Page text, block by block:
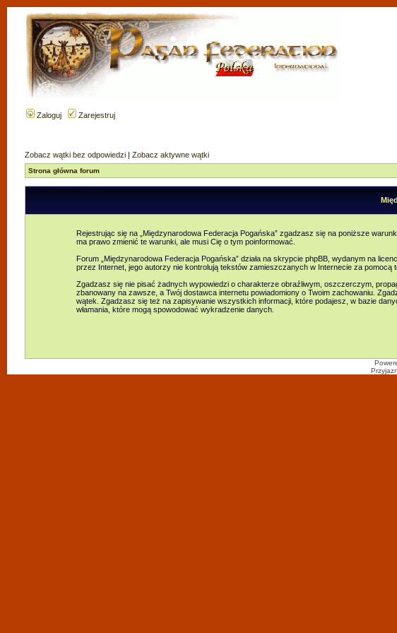
Zaloguj Zarejestruj
Zobacz wątki bez odpowiedzi | Zobacz aktywne wątki
Strona główna forum
Rejestrując się na „Międzynarodowa Federacja Pogańska” zgadzasz się na poniższe
ma prawo zmienić te warunki, ale musi Cię o tym poinformować.
Forum „Międzynarodowa Federacja Pogańska” działa na skrypcie phpBB, wydanym na licencji
przez Internet, jego autorzy nie kontrolują tekstów zamieszczanych w Internecie za
Zgadzasz się nie pisać żadnych wypowiedzi o charakterze obraźliwym, oszczerczym,
zbanowany na zawsze, a Twój dostawca internetu powiadomiony o Twoim zachowaniu.
wątek. Zgadzasz się też na zapisywanie wszystkich informacji, które podajesz, w bazie
włamania, które mogą spowodować wykradzenie danych.